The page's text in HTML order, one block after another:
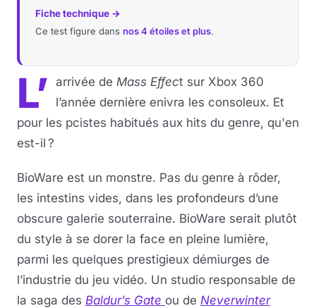
Sortir
Sciences & Tech
Forum
Fiche technique →
Ce test figure dans nos 4 étoiles et plus.
L’ arrivée de Mass Effect sur Xbox 360
l’année dernière enivra les consoleux. Et
pour les pcistes habitués aux hits du genre, qu'en
est-il ?
BioWare est un monstre. Pas du genre à rôder,
les intestins vides, dans les profondeurs d’une
obscure galerie souterraine. BioWare serait plutôt
du style à se dorer la face en pleine lumière,
parmi les quelques prestigieux démiurges de
l’industrie du jeu vidéo. Un studio responsable de
la saga des Baldur’s Gate ou de Neverwinter